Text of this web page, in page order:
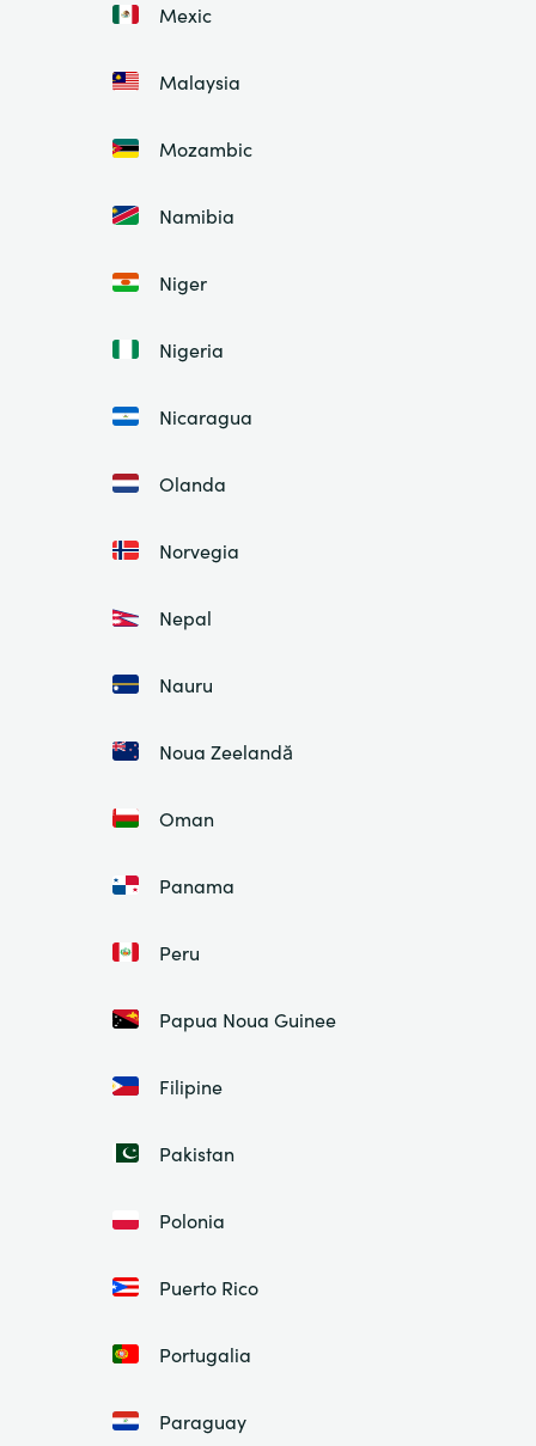
Mexic
Malaysia
Mozambic
Namibia
Niger
Nigeria
Nicaragua
Olanda
Norvegia
Nepal
Nauru
Noua Zeelandă
Oman
Panama
Peru
Papua Noua Guinee
Filipine
Pakistan
Polonia
Puerto Rico
Portugalia
Paraguay